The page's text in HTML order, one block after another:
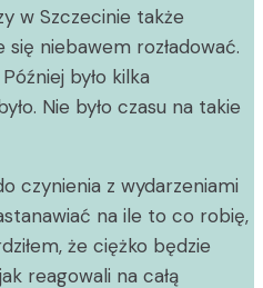
w Szczecinie także
niebawem rozładować.
było kilka
Nie było czasu na takie
czynienia z wydarzeniami
na ile to co robię,
że ciężko będzie
reagowali na całą